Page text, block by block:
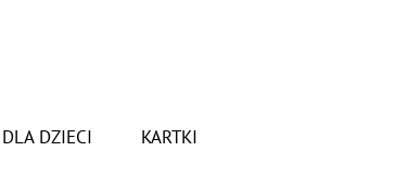
DLA DZIECI KARTKI